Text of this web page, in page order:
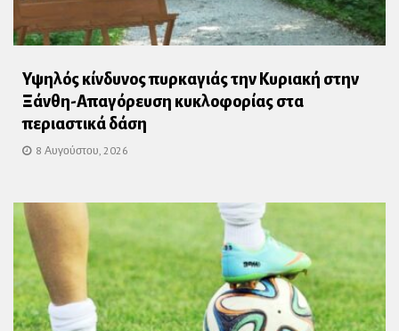
Υψηλός κίνδυνος πυρκαγιάς την Κυριακή στην
Ξάνθη-Απαγόρευση κυκλοφορίας στα
περιαστικά δάση
8 Αυγούστου, 2026